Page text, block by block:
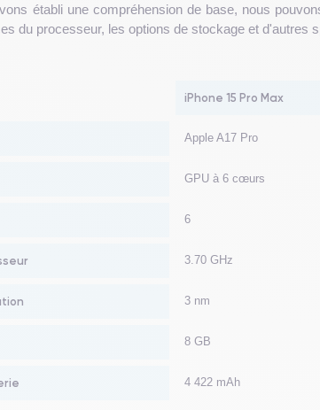
établi une compréhension de base, nous
du processeur, les options de stockage et d'autres
iPhone 15 Pro Max
Apple A17 Pro
GPU à 6 cœurs
6
3.70 GHz
3 nm
8 GB
4 422 mAh